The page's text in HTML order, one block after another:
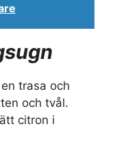
trasa och
och tvål.
citron i